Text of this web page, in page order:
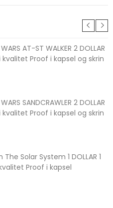
AT-ST WALKER 2 DOLLAR
kvalitet Proof i kapsel og skrin
SANDCRAWLER 2 DOLLAR
kvalitet Proof i kapsel og skrin
The Solar System 1 DOLLAR 1
Proof i kapsel